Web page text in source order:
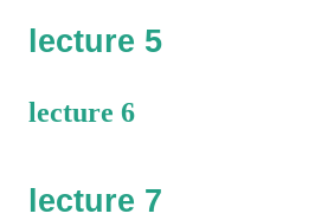
lecture 5
lecture 6
lecture 7